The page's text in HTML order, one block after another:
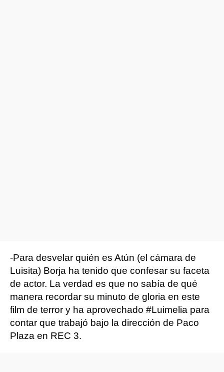
-Para desvelar quién es Atún (el cámara de
Luisita) Borja ha tenido que confesar su faceta
de actor. La verdad es que no sabía de qué
manera recordar su minuto de gloria en este
film de terror y ha aprovechado #Luimelia para
contar que trabajó bajo la dirección de Paco
Plaza en REC 3.